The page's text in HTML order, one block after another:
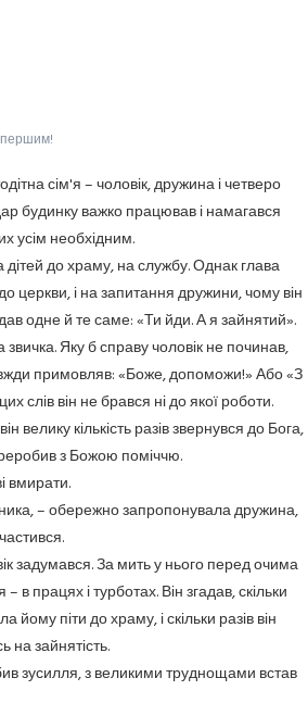
сім'я – чоловік, дружина і четверо
будинку важко працював і намагався
усім необхідним.
до храму, на службу. Однак глава
церкви, і на запитання дружини, чому він
одне й те саме: «Ти йди. А я зайнятий».
Яку б справу чоловік не починав,
примовляв: «Боже, допоможи!» Або «З
слів він не брався ні до якої роботи.
велику кількість разів звернувся до Бога,
з Божою поміччю.
вмирати.
– обережно запропонувала дружина,
задумався. За мить у нього перед очима
в працях і турботах. Він згадав, скільки
йому піти до храму, і скільки разів він
на зайнятість.
зусилля, з великими труднощами встав